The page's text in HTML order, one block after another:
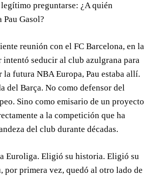
preguntarse: ¿A quién
Pau Gasol?
reunión con el FC Barcelona, en la
intentó seducir al club azulgrana para
la futura NBA Europa, Pau estaba allí.
del Barça. No como defensor del
Sino como emisario de un proyecto
a la competición que ha
del club durante décadas.
Euroliga. Eligió su historia. Eligió su
por primera vez, quedó al otro lado de